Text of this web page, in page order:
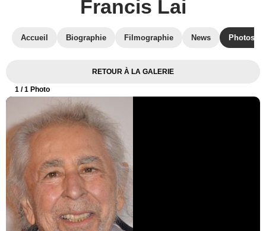
Francis Lai
Accueil Biographie Filmographie News Photos
RETOUR À LA GALERIE
1 / 1 Photo